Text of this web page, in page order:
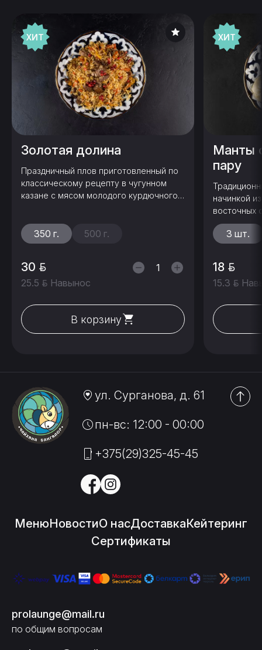
ХИТ
Золотая долина
Праздничный плов приготовленный по
классическому рецепту в чугунном
казане с мясом молодого курдючного
350 г. 500 г.
30
25.5 Навынос
В корзину
ХИТ
Манты
пару
начинкой
восточных
пару.
3 шт.
18
15.3
МенюНовостиО насДоставкаКейтеринг
Сертификаты
ул. Сурганова, д. 61
пн-вс: 12:00 - 00:00
+375(29)325-45-45
prolaunge@mail.ru
по общим вопросам